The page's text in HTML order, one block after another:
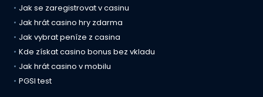
Jak se zaregistrovat v casinu
Jak hrát casino hry zdarma
Jak vybrat peníze z casina
Kde získat casino bonus bez vkladu
Jak hrát casino v mobilu
PGSI test